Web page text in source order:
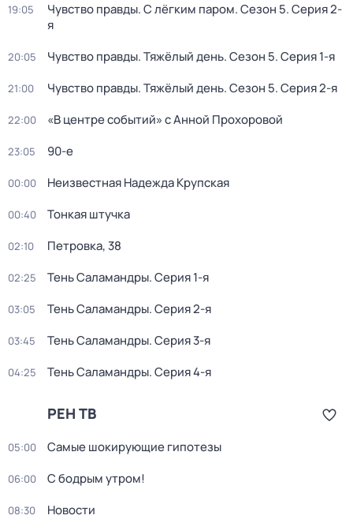
19:05 Чувство правды. С лёгким паром. Сезон 5. Серия 2-
я
20:05 Чувство правды. Тяжёлый день. Сезон 5. Серия 1-я
21:00 Чувство правды. Тяжёлый день. Сезон 5. Серия 2-я
22:00 «В центре событий» с Анной Прохоровой
23:05 90-е
00:00 Неизвестная Надежда Крупская
00:40 Тонкая штучка
02:10 Петровка, 38
02:25 Тень Саламандры. Серия 1-я
03:05 Тень Саламандры. Серия 2-я
03:45 Тень Саламандры. Серия 3-я
04:25 Тень Саламандры. Серия 4-я
РЕН ТВ
05:00 Самые шoкиpующие гипотезы
06:00 С бодрым утром!
08:30 Новости